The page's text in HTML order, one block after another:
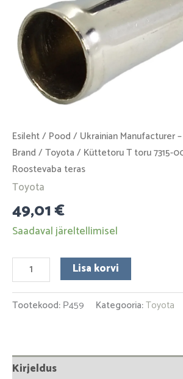
Esileht/ Pood / Ukrainian Manufacturer –
Brand /Toyota / Küttetoru T toru 7315-
Roostevaba teras
Toyota
49,01€
Saadaval järeltellimisel
kogus
Lisa korvi
Tootekood: Р459 Kategooria:Toyota
Kirjeldus